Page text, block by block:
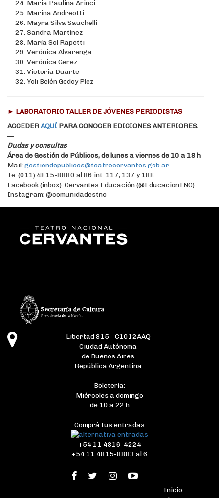
Maria Paulina Arinci
Marina Andreotti
Mayra Silva Sauchelli
Sandra Martínez
María Sol Rapetti
Verónica Alvarenga
Verónica Gerez
Victoria Duarte
Yoli Belén Godoy Plez
► LABORATORIO TALLER DE JÓVENES PERIODISTAS
ACCEDERAQUÍ PARA CONOCER EDICIONES ANTERIORES.
—
Dudas y consultas
Área de Gestión de Públicos, de lunes a viernes de 10 a 18 h
Mail:gestiondepublicos@teatrocervantes.gob.ar
Te: (011) 4815-8880 al 86 int. 117, 137 y 188
Facebook (inbox): Cervantes Educación (@EducacionTNC)
Instagram: @comunidadestnc
Libertad 815 - C1012AAQ
Ciudad Autónoma
de Buenos Aires
República Argentina
Boletería:
Miércoles a domingo
de 10 a 22 h
Comprá tus entradas
+54 11 4816-4224
+54 11 4815-8883 al 6
Inicio